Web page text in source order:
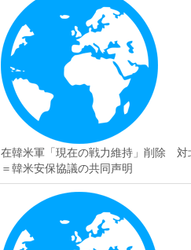
在韓米軍「現在の戦力維持」削除 対
＝韓米安保協議の共同声明